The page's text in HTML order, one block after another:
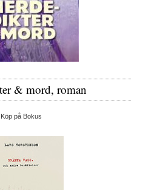
& mord, roman
Köp på Bokus